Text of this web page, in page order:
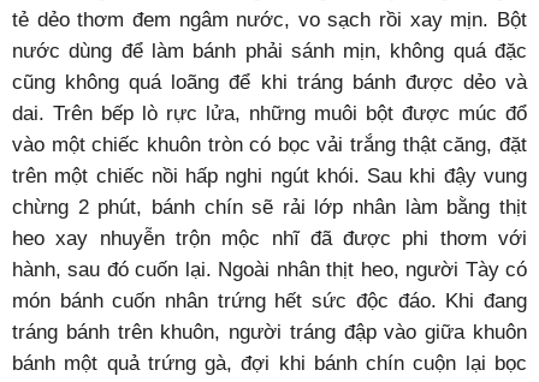
tẻ dẻo thơm đem ngâm nước, vo sạch rồi xay mịn. Bột
nước dùng để làm bánh phải sánh mịn, không quá đặc
cũng không quá loãng để khi tráng bánh được dẻo và
dai. Trên bếp lò rực lửa, những muôi bột được múc đổ
vào một chiếc khuôn tròn có bọc vải trắng thật căng, đặt
trên một chiếc nồi hấp nghi ngút khói. Sau khi đậy vung
chừng 2 phút, bánh chín sẽ rải lớp nhân làm bằng thịt
heo xay nhuyễn trộn mộc nhĩ đã được phi thơm với
hành, sau đó cuốn lại. Ngoài nhân thịt heo, người Tày có
món bánh cuốn nhân trứng hết sức độc đáo. Khi đang
tráng bánh trên khuôn, người tráng đập vào giữa khuôn
bánh một quả trứng gà, đợi khi bánh chín cuộn lại bọc